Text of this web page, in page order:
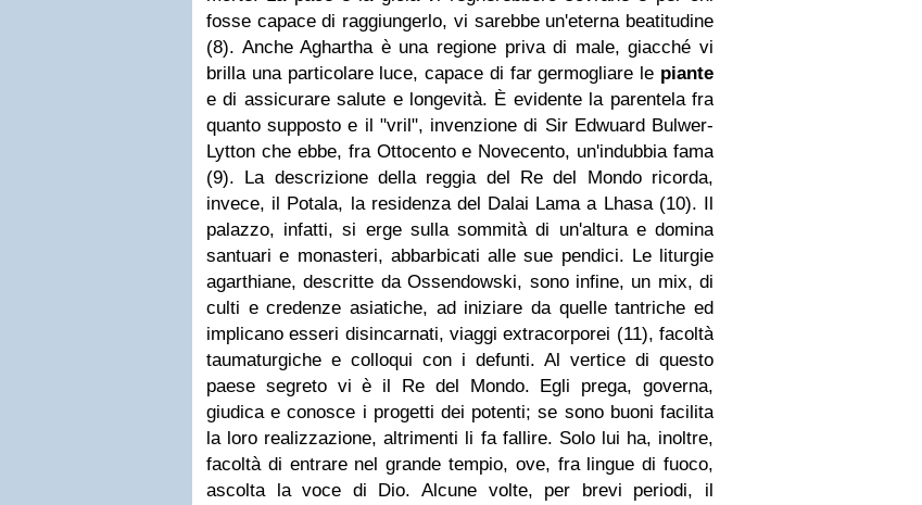
fosse capace di raggiungerlo, vi sarebbe un'eterna beatitudine
(8). Anche Aghartha è una regione priva di male, giacché vi
brilla una particolare luce, capace di far germogliare le piante
e di assicurare salute e longevità. È evidente la parentela fra
quanto supposto e il "vril", invenzione di Sir Edwuard Bulwer-
Lytton che ebbe, fra Ottocento e Novecento, un'indubbia fama
(9). La descrizione della reggia del Re del Mondo ricorda,
invece, il Potala, la residenza del Dalai Lama a Lhasa (10). Il
palazzo, infatti, si erge sulla sommità di un'altura e domina
santuari e monasteri, abbarbicati alle sue pendici. Le liturgie
agarthiane, descritte da Ossendowski, sono infine, un mix, di
culti e credenze asiatiche, ad iniziare da quelle tantriche ed
implicano esseri disincarnati, viaggi extracorporei (11), facoltà
taumaturgiche e colloqui con i defunti. Al vertice di questo
paese segreto vi è il Re del Mondo. Egli prega, governa,
giudica e conosce i progetti dei potenti; se sono buoni facilita
la loro realizzazione, altrimenti li fa fallire. Solo lui ha, inoltre,
facoltà di entrare nel grande tempio, ove, fra lingue di fuoco,
ascolta la voce di Dio. Alcune volte, per brevi periodi, il